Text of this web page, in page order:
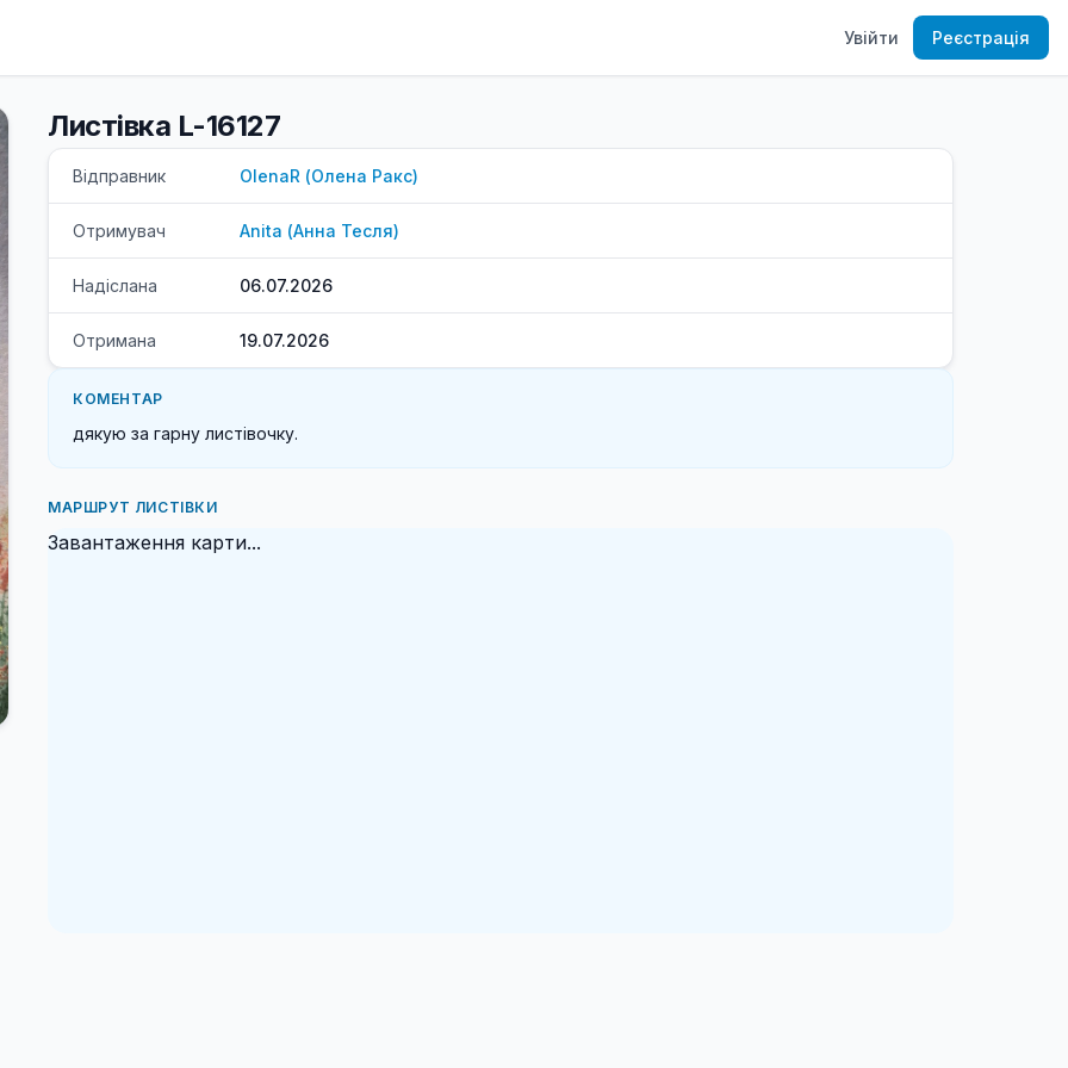
Увійти Реєстрація
Листівка L-16127
Відправник OlenaR (Олена Ракс)
Отримувач Anita (Анна Тесля)
Надіслана 06.07.2026
Отримана 19.07.2026
КОМЕНТАР
дякую за гарну листівочку.
МАРШРУТ ЛИСТІВКИ
Завантаження карти...